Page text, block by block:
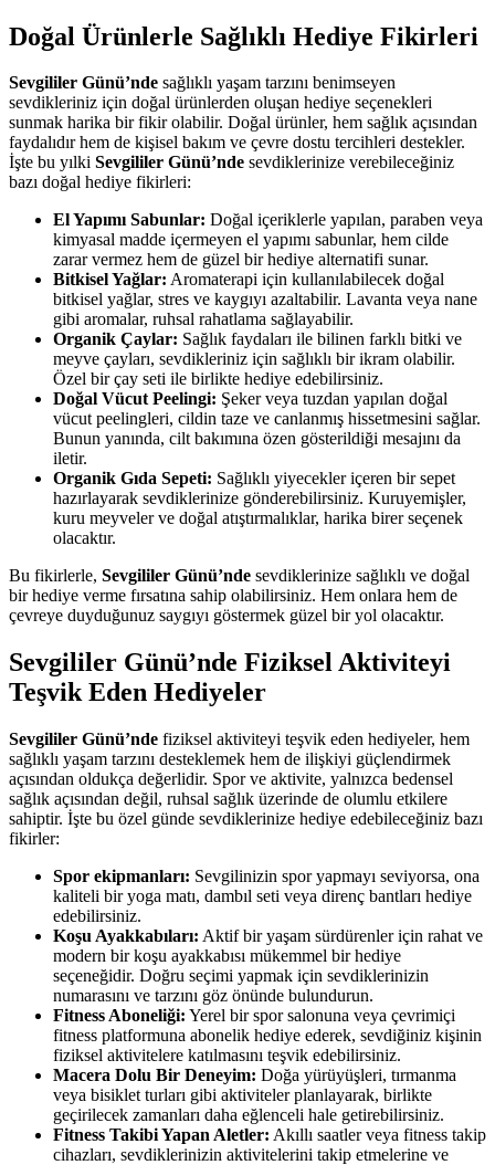
Doğal Ürünlerle Sağlıklı Hediye Fikirleri
Sevgililer Günü’nde sağlıklı yaşam tarzını benimseyen
sevdikleriniz için doğal ürünlerden oluşan hediye seçenekleri
sunmak harika bir fikir olabilir. Doğal ürünler, hem sağlık açısından
faydalıdır hem de kişisel bakım ve çevre dostu tercihleri destekler.
İşte bu yılki Sevgililer Günü’nde sevdiklerinize verebileceğiniz
bazı doğal hediye fikirleri:
El Yapımı Sabunlar: Doğal içeriklerle yapılan, paraben veya
kimyasal madde içermeyen el yapımı sabunlar, hem cilde
zarar vermez hem de güzel bir hediye alternatifi sunar.
Bitkisel Yağlar: Aromaterapi için kullanılabilecek doğal
bitkisel yağlar, stres ve kaygıyı azaltabilir. Lavanta veya nane
gibi aromalar, ruhsal rahatlama sağlayabilir.
Organik Çaylar: Sağlık faydaları ile bilinen farklı bitki ve
meyve çayları, sevdikleriniz için sağlıklı bir ikram olabilir.
Özel bir çay seti ile birlikte hediye edebilirsiniz.
Doğal Vücut Peelingi: Şeker veya tuzdan yapılan doğal
vücut peelingleri, cildin taze ve canlanmış hissetmesini sağlar.
Bunun yanında, cilt bakımına özen gösterildiği mesajını da
iletir.
Organik Gıda Sepeti: Sağlıklı yiyecekler içeren bir sepet
hazırlayarak sevdiklerinize gönderebilirsiniz. Kuruyemişler,
kuru meyveler ve doğal atıştırmalıklar, harika birer seçenek
olacaktır.
Bu fikirlerle, Sevgililer Günü’nde sevdiklerinize sağlıklı ve doğal
bir hediye verme fırsatına sahip olabilirsiniz. Hem onlara hem de
çevreye duyduğunuz saygıyı göstermek güzel bir yol olacaktır.
Sevgililer Günü’nde Fiziksel Aktiviteyi
Teşvik Eden Hediyeler
Sevgililer Günü’nde fiziksel aktiviteyi teşvik eden hediyeler, hem
sağlıklı yaşam tarzını desteklemek hem de ilişkiyi güçlendirmek
açısından oldukça değerlidir. Spor ve aktivite, yalnızca bedensel
sağlık açısından değil, ruhsal sağlık üzerinde de olumlu etkilere
sahiptir. İşte bu özel günde sevdiklerinize hediye edebileceğiniz bazı
fikirler:
Spor ekipmanları: Sevgilinizin spor yapmayı seviyorsa, ona
kaliteli bir yoga matı, dambıl seti veya direnç bantları hediye
edebilirsiniz.
Koşu Ayakkabıları: Aktif bir yaşam sürdürenler için rahat ve
modern bir koşu ayakkabısı mükemmel bir hediye
seçeneğidir. Doğru seçimi yapmak için sevdiklerinizin
numarasını ve tarzını göz önünde bulundurun.
Fitness Aboneliği: Yerel bir spor salonuna veya çevrimiçi
fitness platformuna abonelik hediye ederek, sevdiğiniz kişinin
fiziksel aktivitelere katılmasını teşvik edebilirsiniz.
Macera Dolu Bir Deneyim: Doğa yürüyüşleri, tırmanma
veya bisiklet turları gibi aktiviteler planlayarak, birlikte
geçirilecek zamanları daha eğlenceli hale getirebilirsiniz.
Fitness Takibi Yapan Aletler: Akıllı saatler veya fitness takip
cihazları, sevdiklerinizin aktivitelerini takip etmelerine ve